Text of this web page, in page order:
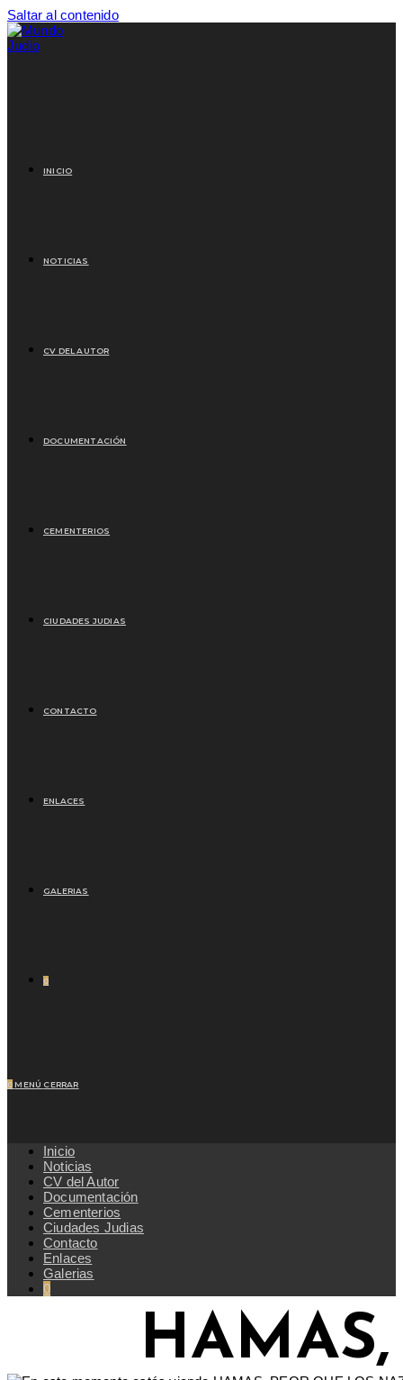
Saltar al contenido
INICIO
NOTICIAS
CV DEL AUTOR
DOCUMENTACIÓN
CEMENTERIOS
CIUDADES JUDIAS
CONTACTO
ENLACES
GALERIAS
0
0 MENÚ CERRAR
Inicio
Noticias
CV del Autor
Documentación
Cementerios
Ciudades Judias
Contacto
Enlaces
Galerias
0